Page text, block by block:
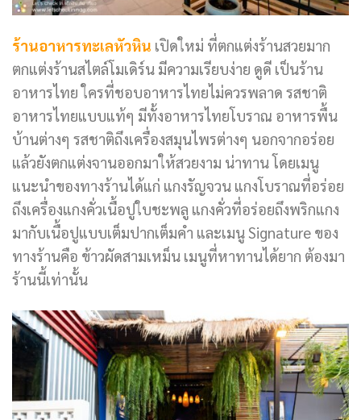
ร้านอาหารทะเลหัวหิน เปิดใหม่ ที่ตกแต่งร้านสวยมาก
ตกแต่งร้านสไตล์โมเดิร์น มีความเรียบง่าย ดูดี เป็นร้าน
อาหารไทย ใครที่ชอบอาหารไทยไม่ควรพลาด รสชาติ
อาหารไทยแบบแท้ๆ มีทั้งอาหารไทยโบราณ อาหารพื้น
บ้านต่างๆ รสชาติถึงเครื่องสมุนไพรต่างๆ นอกจากอร่อย
แล้วยังตกแต่งจานออกมาให้สวยงาม น่าทาน โดยเมนู
แนะนำของทางร้านได้แก่ แกงรัญจวน แกงโบราณที่อร่อย
ถึงเครื่องแกงคั่วเนื้อปูใบชะพลู แกงคั่วที่อร่อยถึงพริกแกง
มากับเนื้อปูแบบเต็มปากเต็มคำ และเมนู Signature ของ
ทางร้านคือ ข้าวผัดสามเหม็น เมนูที่หาทานได้ยาก ต้องมา
ร้านนี้เท่านั้น